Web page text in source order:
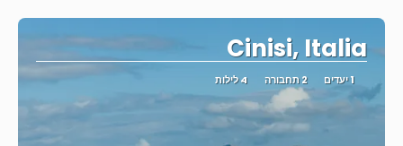
Cinisi, Italia
1 יעדים 2 תחבורה 4 לילות